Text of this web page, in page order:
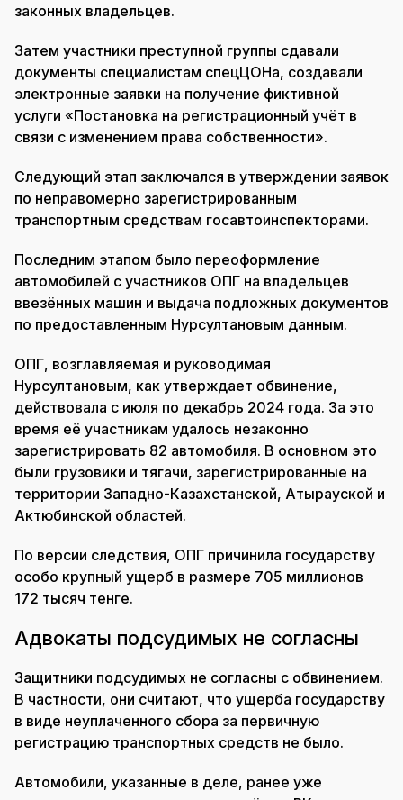
законных владельцев.
Затем участники преступной группы сдавали
документы специалистам спецЦОНа, создавали
электронные заявки на получение фиктивной
услуги «Постановка на регистрационный учёт в
связи с изменением права собственности».
Следующий этап заключался в утверждении заявок
по неправомерно зарегистрированным
транспортным средствам госавтоинспекторами.
Последним этапом было переоформление
автомобилей с участников ОПГ на владельцев
ввезённых машин и выдача подложных документов
по предоставленным Нурсултановым данным.
ОПГ, возглавляемая и руководимая
Нурсултановым, как утверждает обвинение,
действовала с июля по декабрь 2024 года. За это
время её участникам удалось незаконно
зарегистрировать 82 автомобиля. В основном это
были грузовики и тягачи, зарегистрированные на
территории Западно-Казахстанской, Атырауской и
Актюбинской областей.
По версии следствия, ОПГ причинила государству
особо крупный ущерб в размере 705 миллионов
172 тысяч тенге.
Адвокаты подсудимых не согласны
Защитники подсудимых не согласны с обвинением.
В частности, они считают, что ущерба государству
в виде неуплаченного сбора за первичную
регистрацию транспортных средств не было.
Автомобили, указанные в деле, ранее уже